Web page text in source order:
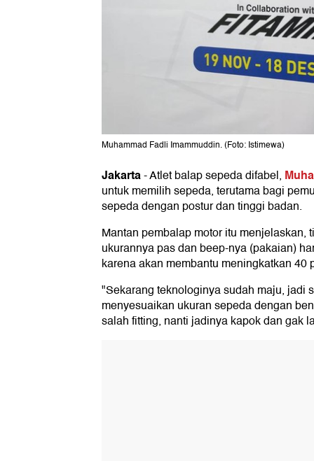
Muhammad Fadli Imammuddin. (Foto: Istimewa)
Jakarta-Atlet balap sepeda difabel,
untuk memilih sepeda, terutama bagi
sepeda dengan postur dan tinggi badan.
Mantan pembalap motor itu
ukurannya pas dan beep-nya (pakaian)
karena akan membantu meningkatkan 40
"Sekarang teknologinya sudah maju, jadi
menyesuaikan ukuran sepeda dengan
salah fitting, nanti jadinya kapok dan gak